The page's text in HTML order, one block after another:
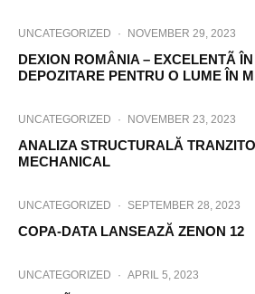
UNCATEGORIZED · NOVEMBER 29, 2023
DEXION ROMÂNIA – EXCELENTÃ
DEPOZITARE PENTRU O LUME ÎN
UNCATEGORIZED · NOVEMBER 23, 2023
ANALIZA STRUCTURALĂ
MECHANICAL
UNCATEGORIZED · SEPTEMBER 28, 2023
COPA-DATA LANSEAZĂ ZENON 12
UNCATEGORIZED · APRIL 5, 2023